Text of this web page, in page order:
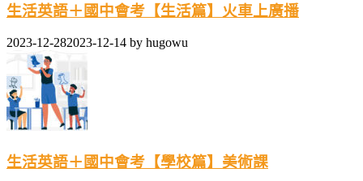
生活英語＋國中會考【生活篇】火車上廣播
2023-12-282023-12-14 by hugowu
生活英語＋國中會考【學校篇】美術課